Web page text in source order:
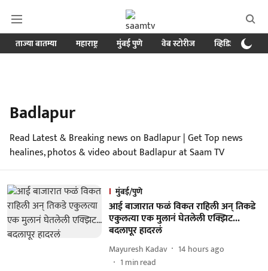
ताज्या बातम्या महाराष्ट्र मुंबई पुणे वेब स्टोरीज व्हिडिओ
Badlapur
Read Latest & Breaking news on Badlapur | Get Top news
healines, photos & video about Badlapur at Saam TV
मुंबई/पुणे
आई बाजारात फळं विकत राहिली अन् तिकडे
एकुलत्या एक मुलानं घेतलेली एक्झिट...
बदलापूर हादरलं
Mayuresh Kadav
14 hours ago
1 min read